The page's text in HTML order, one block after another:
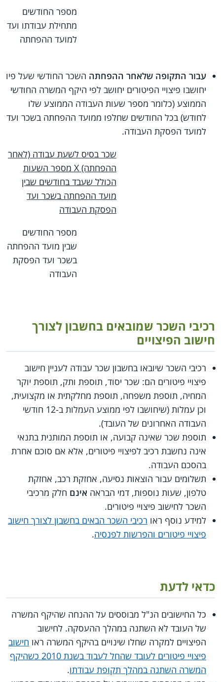
מספר החודשים
מתחילת עבודתו ועד
למועד ההפחתה
עבור התקופה שלאחר ההפחתה השכר החודשי שעל פיו
יחושבו פיצויי הפיטורים יחושב לפי היקף המשרה החודשי
הממוצע (כלומר מספר שעות העבודה הממוצע שלו
לחודש) בכל החודשים שחלפו ממועד ההפחתה בשכר ועד
למועד הפסקת העבודה.
שכר בסיס לשעת עבודה (לאחר
ההפחתה) X‏ מספר השעות
הכולל שעבד בחודשים שבין
מועד ההפחתה בשכר ועד
הפסקת העבודה
מספר החודשים
שבין מועד ההפחתה
בשכר ועד הפסקת
העבודה
רכיבי השכר שמובאים בחשבון לצורך
חישוב הפיצויים
רכיבי השכר שיובאו בחשבון שכר עבודה לעניין חישוב
פיצויי פיטורים הם: שכר יסוד, תוספת ותק, תוספת יוקר
המחיה, תוספת משפחה, תוספת מחלקתית או מקצועית,
וכן עמלות (שיחושבו לפי ממוצע העמלות ב-12 חודשי
העבודה האחרונים של העובד).
תוספת שכר שאינה קבועה, או תוספת המותנית בתנאי
אינה נחשבת רכיב לפיצויי פיטורים, אלא אם סוכם אחרת
בהסכם העבודה.
תשלומים עבור הוצאות נסיעה, אחזקת רכב, אחזקת
טלפון, שעות נוספות, דמי הבראה אינם חלק מרכיבי
השכר לחישוב פיצויי פיטורים.
למידע נוסף ראו רכיבי השכר הבאים בחשבון לצורך חישוב
פיצויי פיטורים והפרשות לפנסיה.
כדאי לדעת
כל החישובים הנ"ל מבוססים על ההנחה שהיקף המשרה
של העובד לא השתנה במהלך ההעסקה. לחישוב
הפיצויים למקרה שחלו שינויים בהיקף המשרה ראו חישוב
פיצויי פיטורים לעובד שהחל לעבוד בשנת 2010 כשהיקף
המשרה השתנה במהלך תקופת עבודתו.